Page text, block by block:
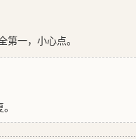
一，小心点。